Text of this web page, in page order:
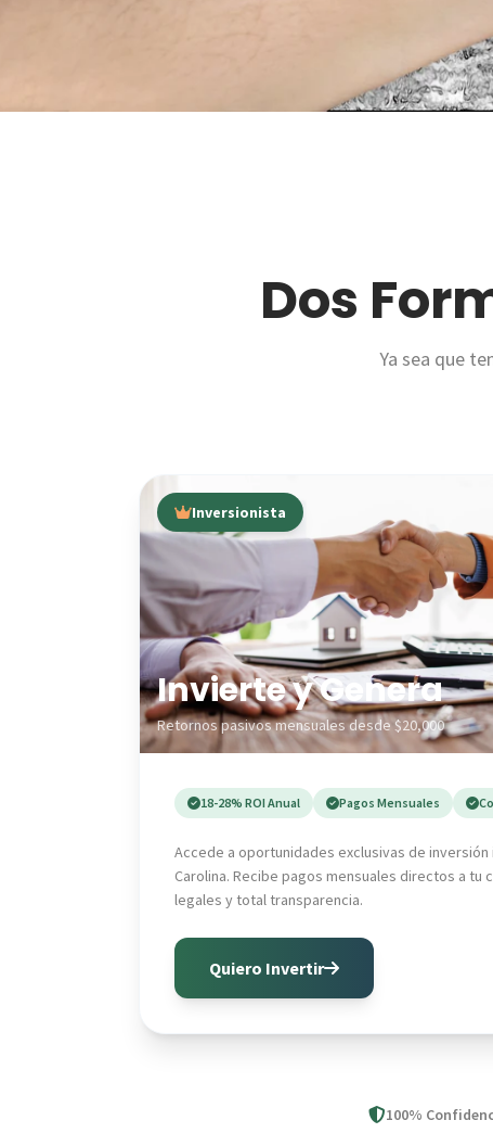
Dos
Ya sea que
Inversionista
Invierte y Genera
Retornos pasivos mensuales desde $20,000
18-28% ROI Anual Pagos Mensuales
Accede a oportunidades exclusivas de inversión
Carolina. Recibe pagos mensuales directos a tu
legales y total transparencia.
Quiero Invertir
100%